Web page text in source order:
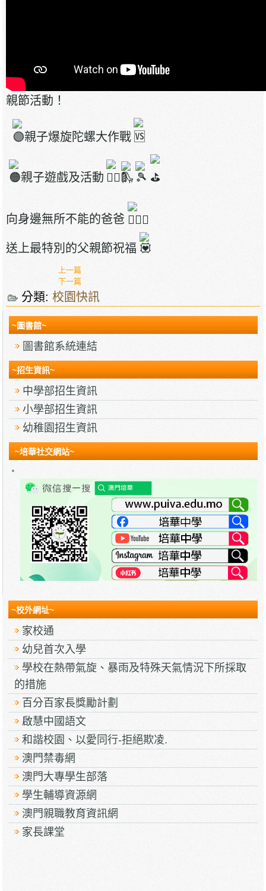
父親節
培華親子活動， 致敬全能爸爸
藉此父親節，我校特意推出《我的超級英雄》父
親節活動！
親子爆旋陀螺大作戰
親子遊戲及活動
向身邊無所不能的爸爸
送上最特別的父親節祝福
上一篇
下一篇
分類:校園快訊
~圖書館~
圖書館系統連結
~招生資訊~
中學部招生資訊
小學部招生資訊
幼稚園招生資訊
~培華社交網站~
~校外網址~
家校通
幼兒首次入學
學校在熱帶氣旋、暴雨及特殊天氣情況下所採取
的措施
百分百家長獎勵計劃
啟慧中國語文
和諧校園、以愛同行-拒絕欺凌.
澳門禁毒網
澳門大專學生部落
學生輔導資源網
澳門親職教育資訊網
家長課堂